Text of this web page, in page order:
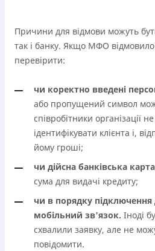
Причини для відмови можуть
так і банку. Якщо МФО відмовило
перевірити:
чи коректно введені
або пропущений символ
співробітники організації
ідентифікувати клієнта і,
йому гроші;
чи дійсна банківська карта
сума для видачі кредиту;
чи в порядку підключення
мобільний зв'язок. Іноді
схвалили заявку, але не
повідомити.